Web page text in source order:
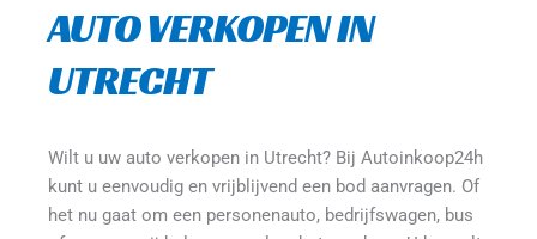
AUTO VERKOPEN IN
UTRECHT
Wilt u uw auto verkopen in Utrecht? Bij Autoinkoop24h
kunt u eenvoudig en vrijblijvend een bod aanvragen. Of
het nu gaat om een personenauto, bedrijfswagen, bus